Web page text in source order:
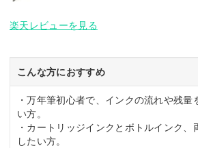
楽天レビューを見る
こんな方におすすめ
・万年筆初心者で、インクの流れや残量
い方。
・カートリッジインクとボトルインク、
したい方。